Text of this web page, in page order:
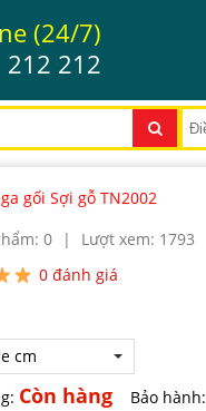
(24/7)
212 212
gối Sợi gỗ TN2002
0 |
Lượt xem: 1793
0 đánh giá
cm
Còn hàng Bảo hành: